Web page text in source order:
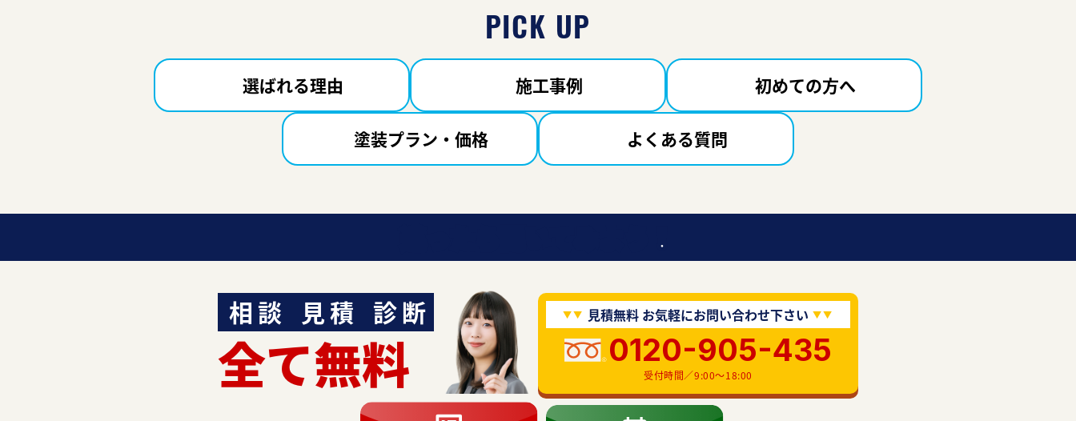
PICK UP
選ばれる理由 施工事例 初めての方へ
塗装プラン・価格 よくある質問
迷ったら聞いてみよう！
相談 見積 診断
全て無料
見積無料 お気軽にお問い合わせ下さい
0120-905-435
受付時間／9:00〜18:00